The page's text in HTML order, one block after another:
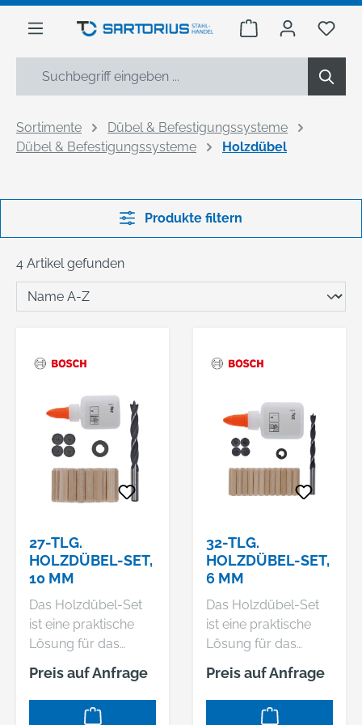
springen
Warenkorb Du
Sortimente
Dübel & Befestigungssysteme
Dübel & Befestigungssysteme
Holzdübel
Produkte filtern
4 Artikel gefunden
27-TLG.
HOLZDÜBEL-SET,
10 MM
Das Holzdübel-Set
ist eine praktische
Lösung für das
Setzen von Dübeln in
Holz. Es enthält einen
Holzspiralbohrer,
Preis auf Anfrage
32-TLG.
HOLZDÜBEL-SET,
6 MM
Das Holzdübel-Set
ist eine praktische
Lösung für das
Setzen von Dübeln in
Holz. Es enthält einen
Holzspiralbohrer,
Preis auf Anfrage